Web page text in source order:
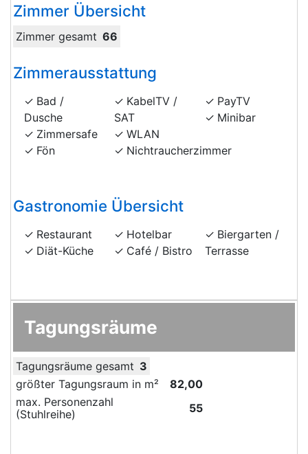
Zimmer Übersicht
Zimmer gesamt 66
Zimmerausstattung
Bad /
Dusche
Zimmersafe
Fön
KabelTV /
SAT
WLAN
Nichtraucherzimmer
PayTV
Minibar
Gastronomie Übersicht
Restaurant
Diät-Küche
Hotelbar
Café / Bistro
Biergarten /
Terrasse
Tagungsräume
Tagungsräume gesamt 3
größter Tagungsraum in m²
82,00
max. Personenzahl
(Stuhlreihe)
55